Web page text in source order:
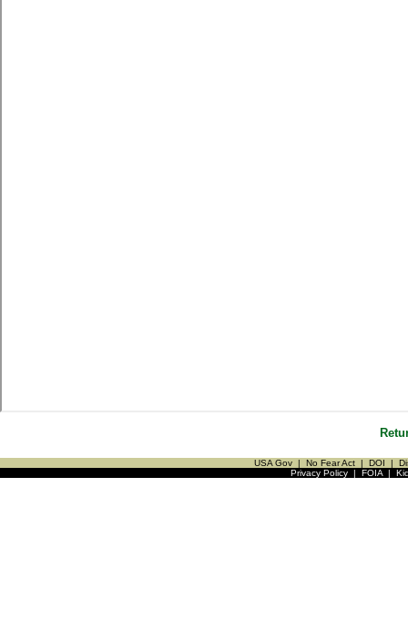
USA Gov | No Fear Act | DOI |
Privacy Policy| FOIA|